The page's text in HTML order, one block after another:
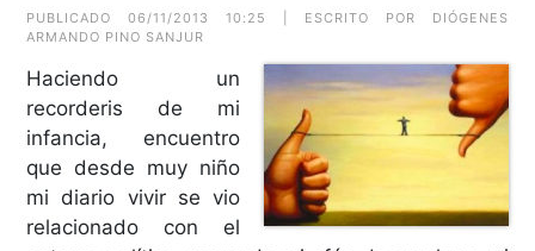
PUBLICADO 06/11/2013 10:25 | ESCRITO POR DIÓGENES
ARMANDO PINO SANJUR
Haciendo un
recorderis de mi
infancia, encuentro
que desde muy niño
mi diario vivir se vio
relacionado con el